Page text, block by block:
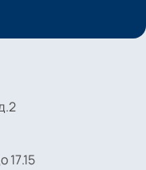
17.15